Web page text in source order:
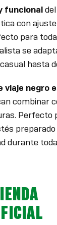
funcional
con
para
se
hasta
negro
combinar
Perfecto
durante